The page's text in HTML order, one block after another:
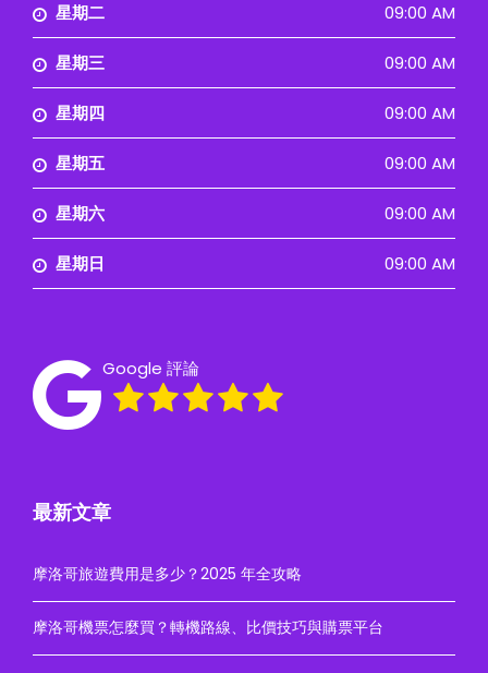
星期二 09:00 AM
星期三 09:00 AM
星期四 09:00 AM
星期五 09:00 AM
星期六 09:00 AM
星期日 09:00 AM
Google 評論
最新文章
摩洛哥旅遊費用是多少？2025 年全攻略
摩洛哥機票怎麼買？轉機路線、比價技巧與購票平台